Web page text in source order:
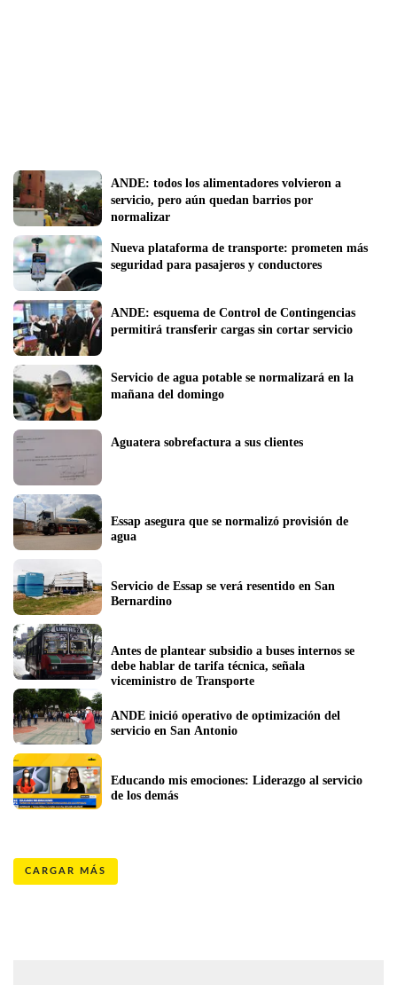
ANDE: todos los alimentadores volvieron a
servicio, pero aún quedan barrios por
normalizar
Nueva plataforma de transporte: prometen más
seguridad para pasajeros y conductores
ANDE: esquema de Control de Contingencias
permitirá transferir cargas sin cortar servicio
Servicio de agua potable se normalizará en la
mañana del domingo
Aguatera sobrefactura a sus clientes
Essap asegura que se normalizó provisión de
agua
Servicio de Essap se verá resentido en San
Bernardino
Antes de plantear subsidio a buses internos se
debe hablar de tarifa técnica, señala
viceministro de Transporte
ANDE inició operativo de optimización del
servicio en San Antonio
Educando mis emociones: Liderazgo al servicio
de los demás
CARGAR MÁS